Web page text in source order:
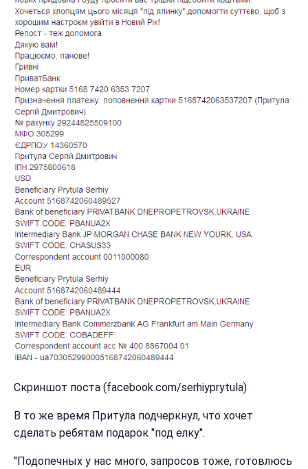
Скриншот поста (facebook.com/serhiyprytula)
В то же время Притула подчеркнул, что хочет
сделать ребятам подарок "под елку".
"Подопечных у нас много, запросов тоже, готовлюсь